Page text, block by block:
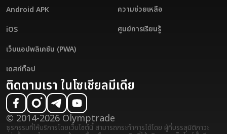
Android APK
iOS
เว็บแอปพลิเคชัน (PWA)
เดสก์ท็อป
ความช่วยเหลือ
ศูนย์การเรียนรู้
ติดตามเรา ในโซเชียลมีเดีย
© 2014-2026 Olymptrade
ธุรกรรมที่ให้บริการโดยเว็บไซต์นี้ สามารถกระทำการได้โดย ผู้ที่บรรลุนิติภาวะ